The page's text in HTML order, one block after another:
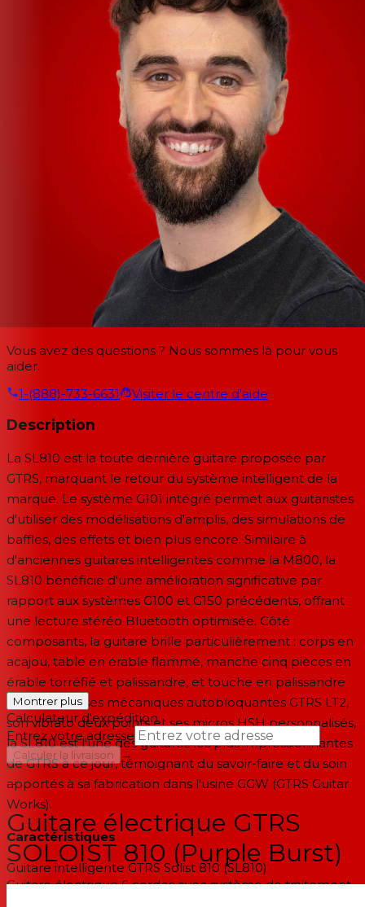
Vous avez des questions ? Nous sommes là pour vous
aider.
1-(888)-733-6631
Visiter le centre d'aide
Description
La SL810 est la toute dernière guitare proposée par
GTRS, marquant le retour du système intelligent de la
marque. Le système G101 intégré permet aux guitaristes
d'utiliser des modélisations d'amplis, des simulations de
baffles, des effets et bien plus encore. Similaire à
d'anciennes guitares intelligentes comme la M800, la
SL810 bénéficie d'une amélioration significative par
rapport aux systèmes G100 et G150 précédents, offrant
une lecture stéréo Bluetooth optimisée. Côté
composants, la guitare brille particulièrement : corps en
acajou, table en érable flammé, manche cinq pièces en
érable torréfié et palissandre, et touche en palissandre
indien. Avec ses mécaniques autobloquantes GTRS LT2,
son vibrato deux points et ses micros HSH personnalisés,
la SL810 est l'une des guitares les plus impressionnantes
de GTRS à ce jour, témoignant du savoir-faire et du soin
apportés à sa fabrication dans l'usine GGW (GTRS Guitar
Works).
Caractéristiques
Guitare intelligente GTRS Solist 810 (SL810)
Guitare électrique 6 cordes avec système de traitement
Montrer plus
Calculateur d'expédition
Entrez votre adresse
Calculer la livraison
→
--
Guitare électrique GTRS
SOLOIST 810 (Purple Burst)